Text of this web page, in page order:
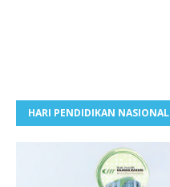
HARI PENDIDIKAN NASIONAL